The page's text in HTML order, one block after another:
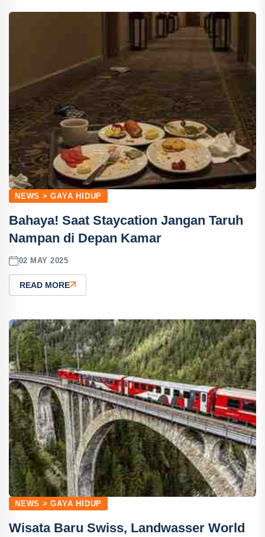
NEWS > GAYA HIDUP
Bahaya! Saat Staycation Jangan Taruh
Nampan di Depan Kamar
02 MAY 2025
READ MORE
NEWS > GAYA HIDUP
Wisata Baru Swiss, Landwasser World